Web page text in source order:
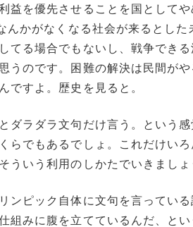
益を優先させることを国として
かがなくなる社会が来るとした
てる場合でもないし、戦争でき
うのです。困難の解決は民間が
ですよ。歴史を見ると。
ダラダラ文句だけ言う。という
らでもあるでしょ。これだけい
ういう利用のしかたでいきましょ
ンピック自体に文句を言ってい
組みに腹を立てているんだ、と